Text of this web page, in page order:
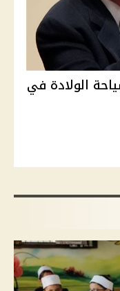
الولادة في